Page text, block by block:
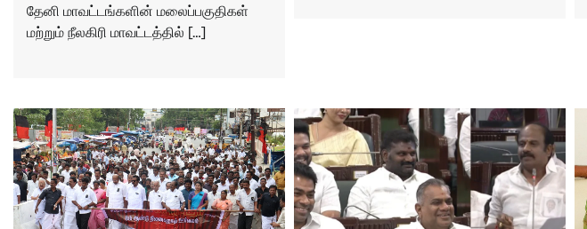
தேனி மாவட்டங்களின் மலைப்பகுதிகள்
மற்றும் நீலகிரி மாவட்டத்தில் […]